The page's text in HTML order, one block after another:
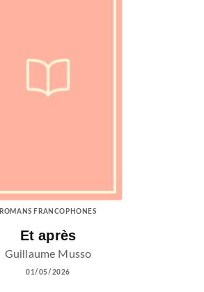
ROMANS FRANCOPHONES
Et après
Guillaume Musso
01/05/2026